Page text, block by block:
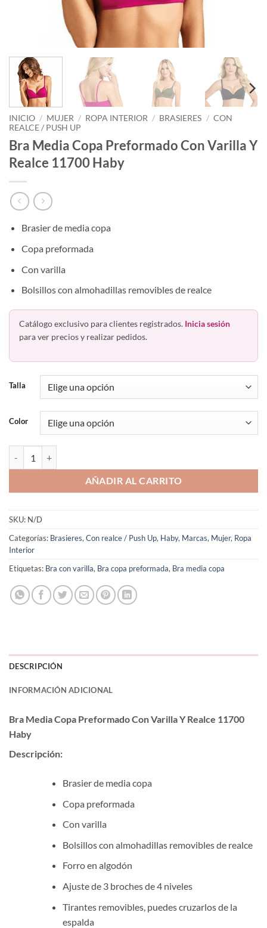
INICIO / MUJER / ROPA INTERIOR / BRASIERES / CON
REALCE / PUSH UP
Bra Media Copa Preformado Con Varilla Y
Realce 11700 Haby
Brasier de media copa
Copa preformada
Con varilla
Bolsillos con almohadillas removibles de realce
Catálogo exclusivo para clientes registrados. Inicia sesión
para ver precios y realizar pedidos.
Talla
Color
AÑADIR AL CARRITO
SKU: N/D
Categorías: Brasieres, Con realce / Push Up, Haby, Marcas, Mujer, Ropa
Interior
Etiquetas: Bra con varilla, Bra copa preformada, Bra media copa
DESCRIPCIÓN
INFORMACIÓN ADICIONAL
Bra Media Copa Preformado Con Varilla Y Realce 11700
Haby
Descripción:
Brasier de media copa
Copa preformada
Con varilla
Bolsillos con almohadillas removibles de realce
Forro en algodón
Ajuste de 3 broches de 4 niveles
Tirantes removibles, puedes cruzarlos de la
espalda